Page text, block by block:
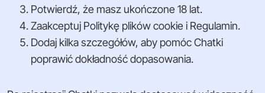
Potwierdź, że masz ukończone 18 lat.
Zaakceptuj Politykę plików cookie i Regulamin.
Dodaj kilka szczegółów, aby pomóc Chatki
poprawić dokładność dopasowania.